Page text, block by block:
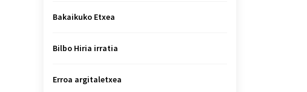
Bakaikuko Etxea
Bilbo Hiria irratia
Erroa argitaletxea